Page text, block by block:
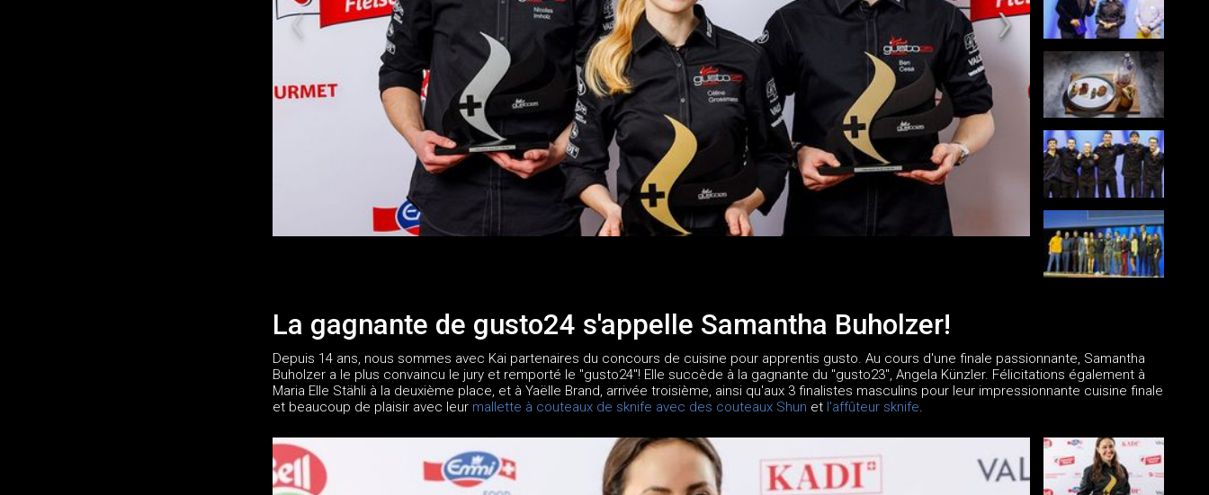
La gagnante de gusto24 s'appelle Samantha Buholzer!
Depuis 14 ans, nous sommes avec Kai partenaires du concours de cuisine pour apprentis gusto. Au cours d'une finale passionnante, Samantha
Buholzer a le plus convaincu le jury et remporté le "gusto24"! Elle succède à la gagnante du "gusto23", Angela Künzler. Félicitations également à
Maria Elle Stähli à la deuxième place, et à Yaëlle Brand, arrivée troisième, ainsi qu'aux 3 finalistes masculins pour leur impressionnante cuisine finale
et beaucoup de plaisir avec leur mallette à couteaux de sknife avec des couteaux Shun et l'affûteur sknife.